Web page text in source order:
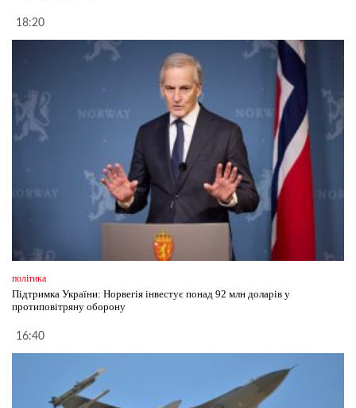
18:20
політика
Підтримка України: Норвегія інвестує понад 92 млн доларів у
протиповітряну оборону
16:40